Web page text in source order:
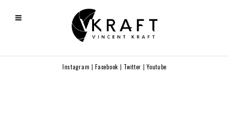
Instagram |Facebook | Twitter |Youtube